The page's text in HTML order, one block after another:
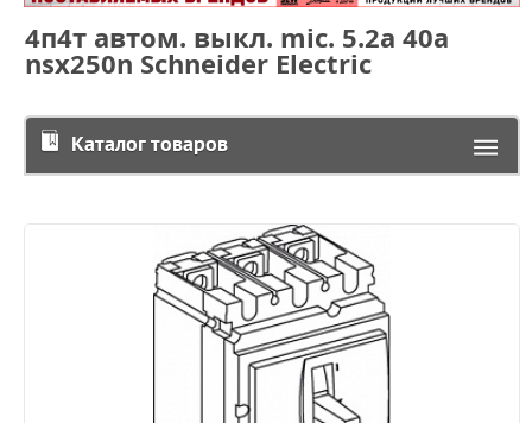
4п4т автом. выкл. mic. 5.2a 40a
nsx250n Schneider Electric
Каталог товаров